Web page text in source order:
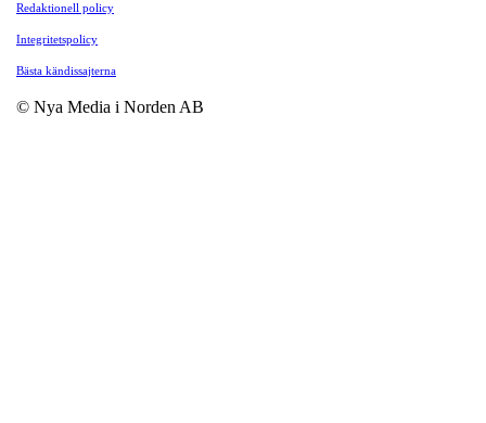
Redaktionell policy
Integritetspolicy
Bästa kändissajterna
© Nya Media i Norden AB